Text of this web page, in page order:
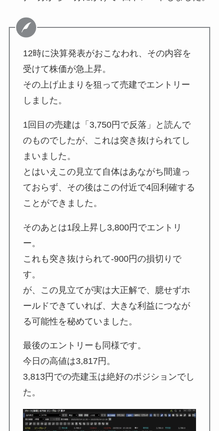
12時に決算発表がおこなわれ、その内容を
受けて株価が急上昇。
その上げ止まりを狙って売建でエントリー
しました。
1回目の売建は「3,750円で反落」と読んで
のものでしたが、これは突き抜けられてし
まいました。
とはいえこの見立て自体はあながち間違っ
ておらず、その後はこの付近で4回利確する
ことができました。
そのあとは1段上昇し3,800円でエントリ
ー。
これも突き抜けられて-900円の損切りで
す。
が、この見立てが実は大正解で、臆せずホ
ールドできていれば、大きな利益につなが
る可能性を秘めていました。
最後のエントリーも同様です。
今日の高値は3,817円。
3,813円での売建玉は絶好のポジションでし
た。